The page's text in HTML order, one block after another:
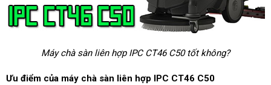
Máy chà sàn liên hợp IPC CT46 C50 tốt không?
Ưu điểm của máy chà sàn liên hợp IPC CT46 C50